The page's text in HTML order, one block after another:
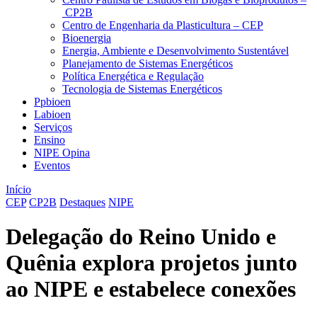
CP2B
Centro de Engenharia da Plasticultura – CEP
Bioenergia
Energia, Ambiente e Desenvolvimento Sustentável
Planejamento de Sistemas Energéticos
Política Energética e Regulação
Tecnologia de Sistemas Energéticos
Ppbioen
Labioen
Serviços
Ensino
NIPE Opina
Eventos
Início
CEP CP2B Destaques NIPE
Delegação do Reino Unido e
Quênia explora projetos junto
ao NIPE e estabelece conexões